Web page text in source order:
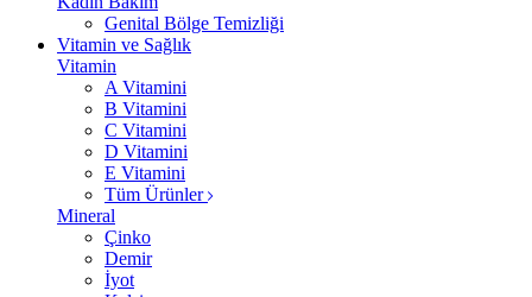
Genital Bölge Temizliği
Vitamin ve Sağlık
Vitamin
A Vitamini
B Vitamini
C Vitamini
D Vitamini
E Vitamini
Tüm Ürünler
Mineral
Çinko
Demir
İyot